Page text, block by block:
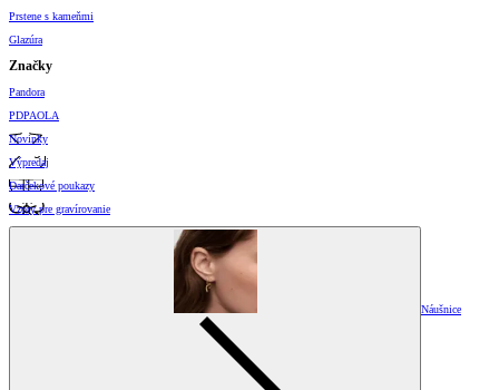
Prstene s kameňmi
Glazúra
Značky
Pandora
PDPAOLA
Novinky
Výpredaj
Darčekové poukazy
Vzory pre gravírovanie
Náušnice